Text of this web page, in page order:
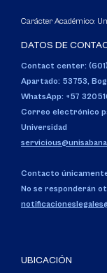
Carácter Académico:
DATOS DE
Contact center:
Apartado: 53753,
WhatsApp: +57
Correo electrónico
Universidad
Contacto
No se responderán
UBICACIÓN